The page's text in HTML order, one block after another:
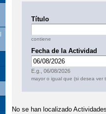
Título
contiene
Fecha de la Actividad
Fecha
E.g., 06/08/2026
mayor o igual que (si desea ver
No se han localizado